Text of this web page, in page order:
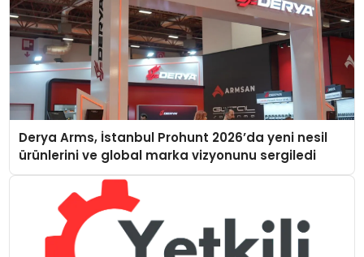
Derya Arms, İstanbul Prohunt 2026’da yeni nesil
ürünlerini ve global marka vizyonunu sergiledi